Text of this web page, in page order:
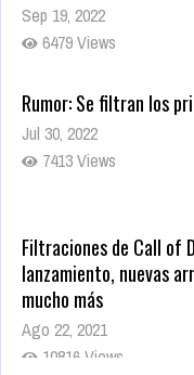
Sep 19, 2022
6479 Views
Rumor: Se filtran los
Jul 30, 2022
7413 Views
Filtraciones de Call of
lanzamiento, nuevas
mucho más
Ago 22, 2021
10816 Views